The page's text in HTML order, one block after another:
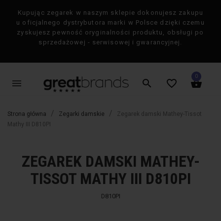
Kupując zegarek w naszym sklepie dokonujesz zakupu
u oficjalnego dystrybutora marki w Polsce dzięki czemu
zyskujesz pewność oryginalności produktu, obsługi po
sprzedażowej - serwisowej i gwarancyjnej.
menu shopping_basket
0
favorite_border
search
×
Strona główna Zegarki damskie
Zegarek damski Mathey-Tissot
Mathy III D810PI
ZEGAREK DAMSKI MATHEY-
TISSOT MATHY III D810PI
D810PI
-50% favorite_border -50% favorite_border